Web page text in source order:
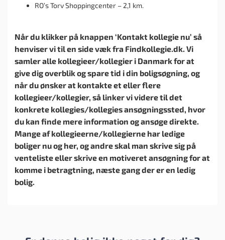
RO’s Torv Shoppingcenter – 2,1 km.
Når du klikker på knappen ‘Kontakt kollegie nu’ så
henviser vi til en side væk fra Findkollegie.dk. Vi
samler alle kollegieer/kollegier i Danmark for at
give dig overblik og spare tid i din boligsøgning, og
når du ønsker at kontakte et eller flere
kollegieer/kollegier, så linker vi videre til det
konkrete kollegies/kollegies ansøgningssted, hvor
du kan finde mere information og ansøge direkte.
Mange af kollegieerne/kollegierne har ledige
boliger nu og her, og andre skal man skrive sig på
venteliste eller skrive en motiveret ansøgning for at
komme i betragtning, næste gang der er en ledig
bolig.